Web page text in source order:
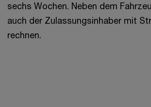
sechs Wochen. Neben dem
auch der Zulassungsinhaber mit
rechnen.